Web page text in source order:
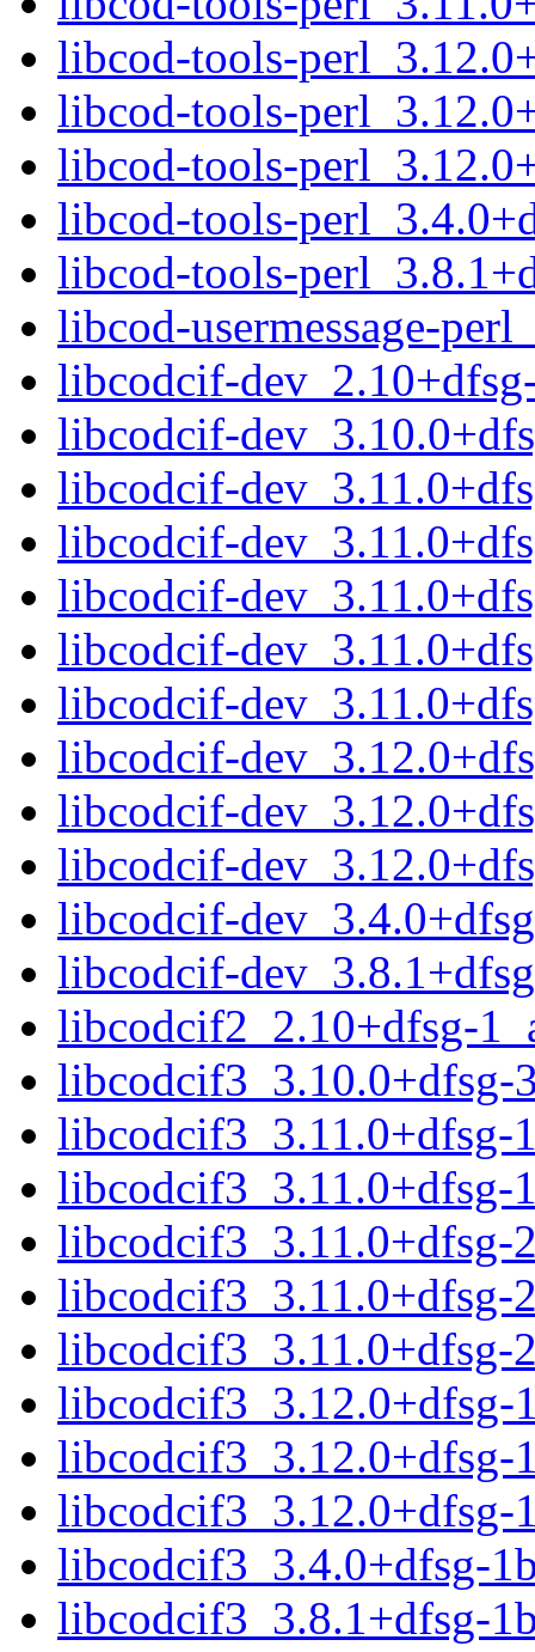
libcod-tools-
libcod-tools-
libcod-tools-
libcod-tools-
libcod-tools-
libcod-usermessage-
libcodcif-
libcodcif-
libcodcif-
libcodcif-
libcodcif-
libcodcif-
libcodcif-
libcodcif-
libcodcif-
libcodcif-
libcodcif-
libcodcif-
libcodcif2_2.10+dfsg-
libcodcif3_3.10.0+dfsg-
libcodcif3_3.11.0+dfsg-
libcodcif3_3.11.0+dfsg-
libcodcif3_3.11.0+dfsg-
libcodcif3_3.11.0+dfsg-
libcodcif3_3.11.0+dfsg-
libcodcif3_3.12.0+dfsg-
libcodcif3_3.12.0+dfsg-
libcodcif3_3.12.0+dfsg-
libcodcif3_3.4.0+dfsg-
libcodcif3_3.8.1+dfsg-